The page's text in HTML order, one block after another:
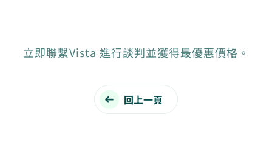
立即聯繫Vista 進行談判並獲得最優惠價格。
回上一頁